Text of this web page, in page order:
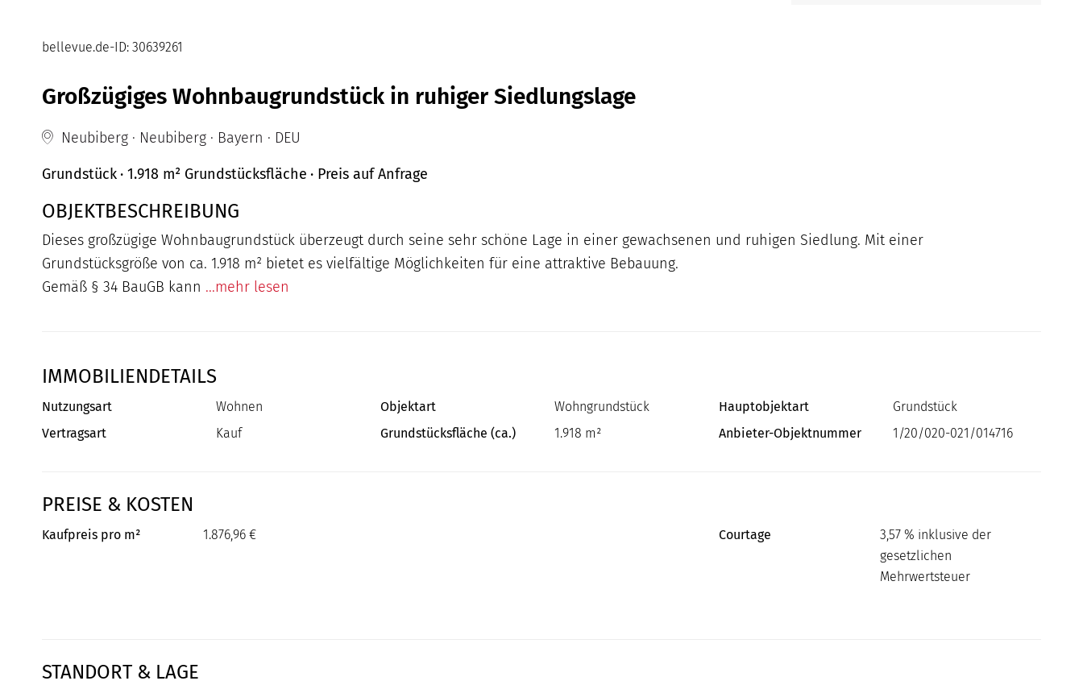
bellevue.de-ID: 30639261
Großzügiges Wohnbaugrundstück in ruhiger Siedlungslage
Neubiberg · Neubiberg · Bayern · DEU
Grundstück · 1.918 m² Grundstücksfläche · Preis auf Anfrage
OBJEKTBESCHREIBUNG
Dieses großzügige Wohnbaugrundstück überzeugt durch seine sehr schöne Lage in einer gewachsenen und ruhigen Siedlung. Mit einer
Grundstücksgröße von ca. 1.918 m² bietet es vielfältige Möglichkeiten für eine attraktive Bebauung.
Gemäß § 34 BauGB kann ...mehr lesen
IMMOBILIENDETAILS
Nutzungsart Wohnen Objektart Wohngrundstück Hauptobjektart
Grundstück
Vertragsart
Kauf Grundstücksfläche (ca.) 1.918 m² Anbieter-Objektnummer 1/20/020-021/014716
PREISE & KOSTEN
Kaufpreis pro m² 1.876,96 € Courtage
3,57 % inklusive der
gesetzlichen
Mehrwertsteuer
STANDORT & LAGE